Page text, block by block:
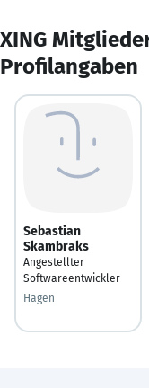
XING
Profilangaben
Sebastian
Skambraks
Angestellter
Softwareentwickler
Hagen